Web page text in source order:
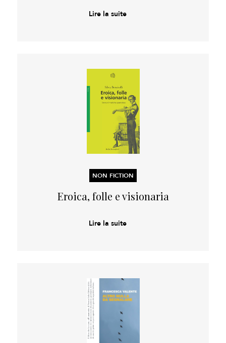
Lire la suite
NON FICTION
Eroica, folle e visionaria
Lire la suite